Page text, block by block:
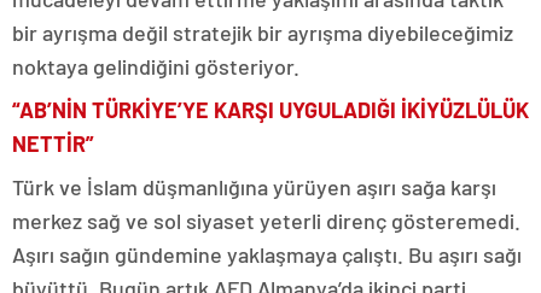
bir ayrışma değil stratejik bir ayrışma diyebileceğimiz
noktaya gelindiğini gösteriyor.
“AB’NİN TÜRKİYE’YE KARŞI UYGULADIĞI İKİYÜZLÜLÜK
NETTİR”
Türk ve İslam düşmanlığına yürüyen aşırı sağa karşı
merkez sağ ve sol siyaset yeterli direnç gösteremedi.
Aşırı sağın gündemine yaklaşmaya çalıştı. Bu aşırı sağı
büyüttü. Bugün artık AFD Almanya’da ikinci parti